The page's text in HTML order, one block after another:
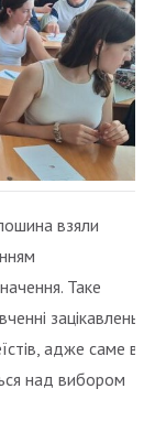
взяли
Таке
зацікавлень,
адже саме в
над вибором